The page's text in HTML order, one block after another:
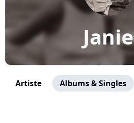
Janie
Artiste Albums & Singles